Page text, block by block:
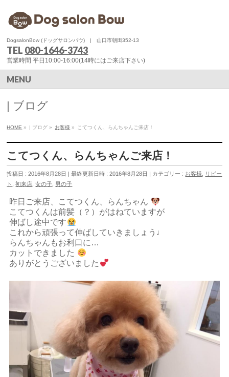
DogsalonBow (ドッグサロンバウ) | 山口市朝田352-13
TEL 080-1646-3743
営業時間 平日10:00-16:00(14時にはご来店下さい)
MENU
| ブログ
HOME » | ブログ » お客様 » こてつくん、らんちゃんご来店！
こてつくん、らんちゃんご来店！
投稿日 : 2016年8月28日 最終更新日時 : 2016年8月28日 カテゴリー : お客様
リピー
ト
,初来店 ,女の子 男の子
昨日ご来店、こてつくん、らんちゃん
こてつくんは前髪（？）がはねていますが
伸ばし途中です
これから頑張って伸ばしていきましょう♩
らんちゃんもお利口に …
カットできました
ありがとうございました